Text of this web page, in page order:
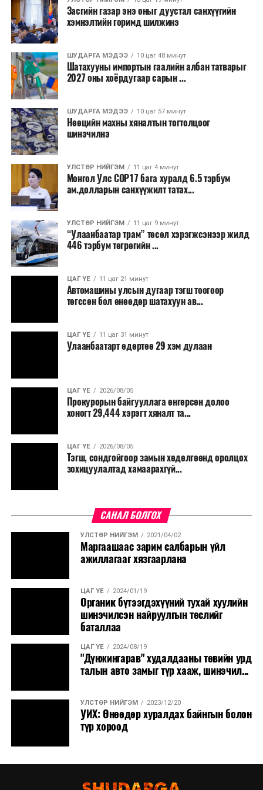
Засгийн газар энэ оныг дуустал санхүүгийн
хэмнэлтийн горимд шилжинэ
ШУДАРГА МЭДЭЭ 10 цаг 48 минут
Шатахууны импортын гаалийн албан татварыг
2027 оны хоёрдугаар сарын ...
ШУДАРГА МЭДЭЭ 10 цаг 57 минут
Нөөцийн махны хяналтын тогтолцоог
шинэчилнэ
УЛСТӨР НИЙГЭМ 11 цаг 4 минут
Монгол Улс COP17 бага хуралд 6.5 тэрбум
ам.долларын санхүүжилт татах...
УЛСТӨР НИЙГЭМ 11 цаг 9 минут
“Улаанбаатар трам” төсөл хэрэгжсэнээр жилд
446 тэрбум төгрөгийн ...
ЦАГ ҮЕ 11 цаг 21 минут
Автомашины улсын дугаар тэгш тоогоор
төгссөн бол өнөөдөр шатахуун ав...
ЦАГ ҮЕ 11 цаг 31 минут
Улаанбаатарт өдөртөө 29 хэм дулаан
ЦАГ ҮЕ 2026/08/05
Прокурорын байгууллага өнгөрсөн долоо
хоногт 29,444 хэрэгт хяналт та...
ЦАГ ҮЕ 2026/08/05
Тэгш, сондгойгоор замын хөдөлгөөнд оролцох
зохицуулалтад хамаарахгүй...
САНАЛ БОЛГОХ
УЛСТӨР НИЙГЭМ 2021/04/02
Маргаашаас зарим салбарын үйл
ажиллагааг хязгаарлана
ЦАГ ҮЕ 2024/01/19
Органик бүтээгдэхүүний тухай хуулийн
шинэчилсэн найруулгын төслийг
баталлаа
ЦАГ ҮЕ 2024/08/19
"Дүнжингарав" худалдааны төвийн урд
талын авто замыг түр хааж, шинэчил...
УЛСТӨР НИЙГЭМ 2023/12/20
УИХ: Өнөөдөр хуралдах байнгын болон
түр хороод